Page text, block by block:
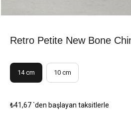
Retro Petite New Bone
14 cm 10 cm
₺41,67`den başlayan taksitlerle